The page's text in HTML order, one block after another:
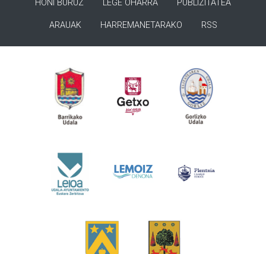
HONI BURUZ LEGE OHARRA PUBLIZITATEA
ARAUAK HARREMANETARAKO RSS